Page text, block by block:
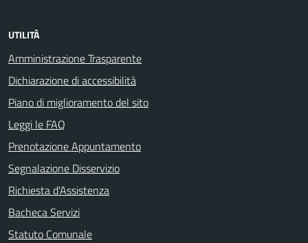
UTILITÀ
Amministrazione Trasparente
Dichiarazione di accessibilità
Piano di miglioramento del sito
Leggi le FAQ
Prenotazione Appuntamento
Segnalazione Disservizio
Richiesta d'Assistenza
Bacheca Servizi
Statuto Comunale